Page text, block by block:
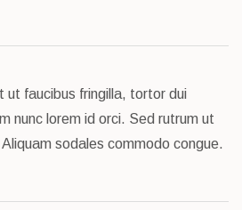
ut faucibus fringilla, tortor dui
nunc lorem id orci. Sed rutrum ut
sodales commodo congue.